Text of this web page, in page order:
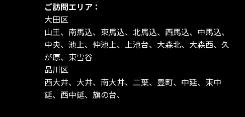
ご訪問エリア：
大田区
山王、南馬込、東馬込、北馬込、西馬込、中馬込、
中央、池上、仲池上、上池台、大森北、大森西、久
が原、東雪谷
品川区
西大井、大井、南大井、二葉、豊町、中延、東中
延、西中延、旗の台、